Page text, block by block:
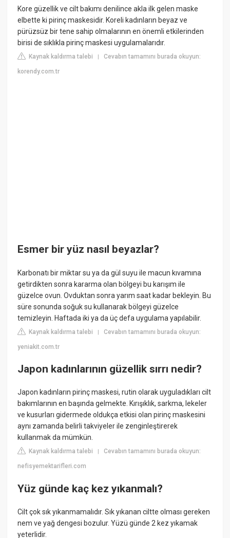
Kore güzellik ve cilt bakımı denilince akla ilk gelen maske
elbette ki pirinç maskesidir. Koreli kadınların beyaz ve
pürüzsüz bir tene sahip olmalarının en önemli etkilerinden
birisi de sıklıkla pirinç maskesi uygulamalarıdır.
Kaynak kaldırma talebi |Cevabın tamamını burada okuyun:
korendy.com.tr
Esmer bir yüz nasıl beyazlar?
Karbonatı bir miktar su ya da gül suyu ile macun kıvamına
getirdikten sonra kararma olan bölgeyi bu karışım ile
güzelce ovun. Ovduktan sonra yarım saat kadar bekleyin. Bu
süre sonunda soğuk su kullanarak bölgeyi güzelce
temizleyin. Haftada iki ya da üç defa uygulama yapılabilir.
Kaynak kaldırma talebi |Cevabın tamamını burada okuyun:
yeniakit.com.tr
Japon kadınlarının güzellik sırrı nedir?
Japon kadınların pirinç maskesi, rutin olarak uyguladıkları cilt
bakımlarının en başında gelmekte. Kırışıklık, sarkma, lekeler
ve kusurları gidermede oldukça etkisi olan pirinç maskesini
aynı zamanda belirli takviyeler ile zenginleştirerek
kullanmak da mümkün.
Kaynak kaldırma talebi |Cevabın tamamını burada okuyun:
nefisyemektarifleri.com
Yüz günde kaç kez yıkanmalı?
Cilt çok sık yıkanmamalıdır. Sık yıkanan ciltte olması gereken
nem ve yağ dengesi bozulur. Yüzü günde 2 kez yıkamak
yeterlidir.